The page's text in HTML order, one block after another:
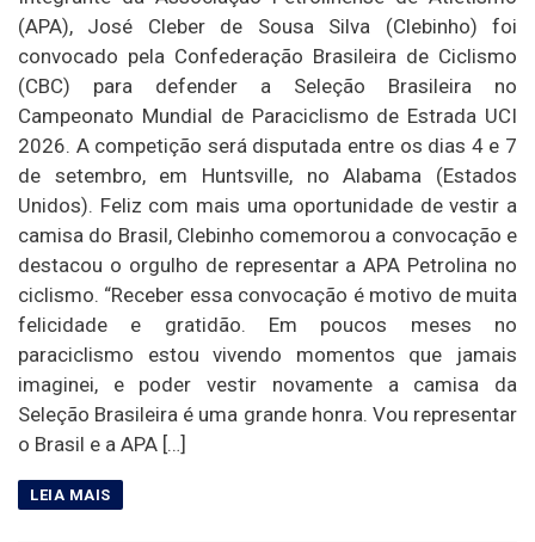
(APA), José Cleber de Sousa Silva (Clebinho) foi
convocado pela Confederação Brasileira de Ciclismo
(CBC) para defender a Seleção Brasileira no
Campeonato Mundial de Paraciclismo de Estrada UCI
2026. A competição será disputada entre os dias 4 e 7
de setembro, em Huntsville, no Alabama (Estados
Unidos). Feliz com mais uma oportunidade de vestir a
camisa do Brasil, Clebinho comemorou a convocação e
destacou o orgulho de representar a APA Petrolina no
ciclismo. “Receber essa convocação é motivo de muita
felicidade e gratidão. Em poucos meses no
paraciclismo estou vivendo momentos que jamais
imaginei, e poder vestir novamente a camisa da
Seleção Brasileira é uma grande honra. Vou representar
o Brasil e a APA […]